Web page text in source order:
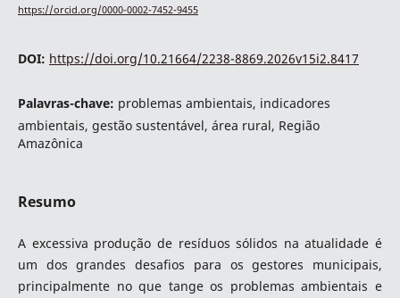
https://orcid.org/0000-0002-7452-9455
DOI: https://doi.org/10.21664/2238-8869.2026v15i2.8417
Palavras-chave: problemas ambientais, indicadores
ambientais, gestão sustentável, área rural, Região
Amazônica
Resumo
A excessiva produção de resíduos sólidos na atualidade é
um dos grandes desafios para os gestores municipais,
principalmente no que tange os problemas ambientais e